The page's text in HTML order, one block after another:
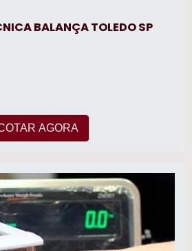
BALANÇA TOLEDO SP
AGORA